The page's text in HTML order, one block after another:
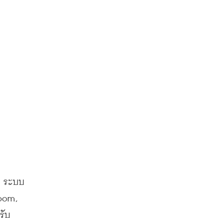
ระบบ
บ